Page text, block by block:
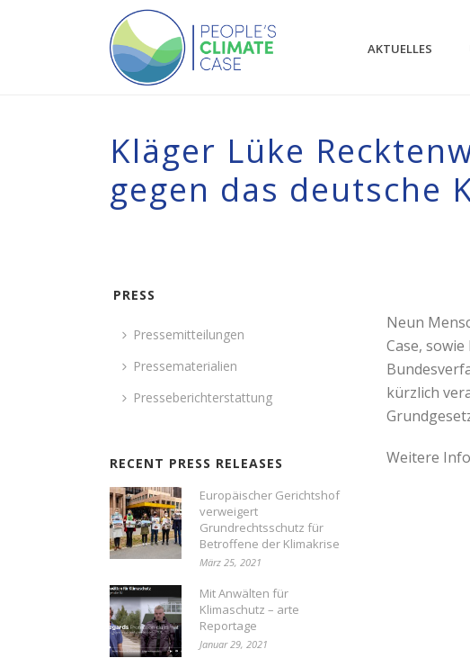
AKTUELLES
Kläger Lüke
gegen das deutsche
Neun
Case,
kürzlich
Weitere
PRESS
Pressemitteilungen
Pressematerialien
Presseberichterstattung
RECENT PRESS RELEASES
Europäischer Gerichtshof
verweigert
Grundrechtsschutz für
Betroffene der Klimakrise
März 25, 2021
Mit Anwälten für
Klimaschutz – arte
Reportage
Januar 29, 2021